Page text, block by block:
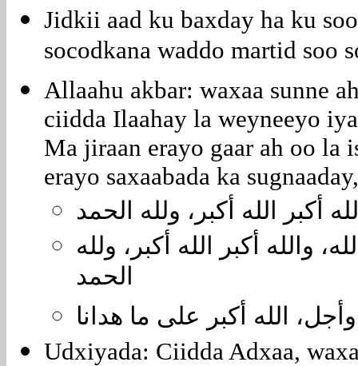
Jidkii aad ku baxday ha ku
socodkana waddo martid soo
Allaahu akbar: waxaa sunne
ciidda Ilaahay la weyneeyo
Ma jiraan erayo gaar ah oo la
erayo saxaabada ka
أكبر الله أكبر، ولله الحمد
والله أكبر الله أكبر، ولله
الحمد
وأجل، الله أكبر على ما هدانا
Udxiyada: Ciidda Adxaa,